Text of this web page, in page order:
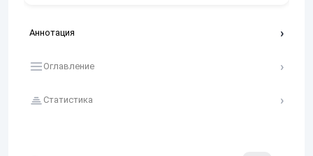
Аннотация
Оглавление
Статистика